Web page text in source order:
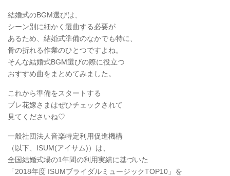
結婚式のBGM選びは、
シーン別に細かく選曲する必要が
あるため、結婚式準備のなかでも特に、
骨の折れる作業のひとつですよね。
そんな結婚式BGM選びの際に役立つ
おすすめ曲をまとめてみました。
これから準備をスタートする
プレ花嫁さまはぜひチェックされて
見てくださいね♡
一般社団法人音楽特定利用促進機構
（以下、ISUM(アイサム)）は、
全国結婚式場の1年間の利用実績に基づいた
「2018年度 ISUMブライダルミュージックTOP10」を